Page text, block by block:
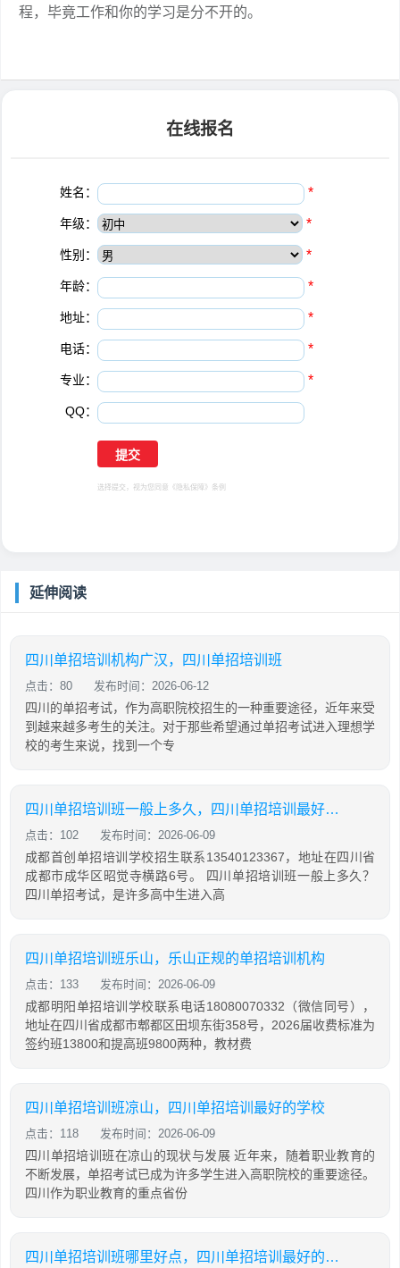
程，毕竟工作和你的学习是分不开的。
在线报名
姓名： *
年级： *
性别： *
年龄： *
地址： *
电话： *
专业： *
QQ：
选择提交，视为您同意 《隐私保障》 条例
延伸阅读
四川单招培训机构广汉，四川单招培训班
点击：80 发布时间：2026-06-12
四川的单招考试，作为高职院校招生的一种重要途径，近年来受
到越来越多考生的关注。对于那些希望通过单招考试进入理想学
校的考生来说，找到一个专
四川单招培训班一般上多久，四川单招培训最好的学校
点击：102 发布时间：2026-06-09
成都首创单招培训学校招生联系13540123367，地址在四川省
成都市成华区昭觉寺横路6号。 四川单招培训班一般上多久？
四川单招考试，是许多高中生进入高
四川单招培训班乐山，乐山正规的单招培训机构
点击：133 发布时间：2026-06-09
成都明阳单招培训学校联系电话18080070332（微信同号），
地址在四川省成都市郫都区田坝东街358号，2026届收费标准为
签约班13800和提高班9800两种，教材费
四川单招培训班凉山，四川单招培训最好的学校
点击：118 发布时间：2026-06-09
四川单招培训班在凉山的现状与发展 近年来，随着职业教育的
不断发展，单招考试已成为许多学生进入高职院校的重要途径。
四川作为职业教育的重点省份
四川单招培训班哪里好点，四川单招培训最好的学校